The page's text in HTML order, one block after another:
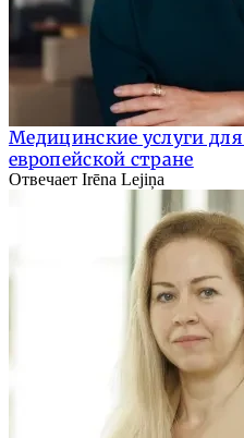
Медицинские услуги
европейской стране
Отвечает Irēna Lejiņa